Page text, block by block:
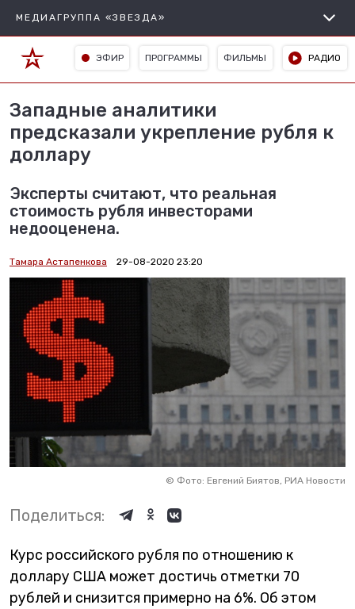
МЕДИАГРУППА «ЗВЕЗДА»
ЭФИР ПРОГРАММЫ ФИЛЬМЫ РАДИО
Западные аналитики
предсказали укрепление рубля к
доллару
Эксперты считают, что реальная
стоимость рубля инвесторами
недооценена.
Тамара Астапенкова 29-08-2020 23:20
© Фото: Евгений Биятов, РИА Новости
Поделиться:
Курс российского рубля по отношению к
доллару США может достичь отметки 70
рублей и снизится примерно на 6%. Об этом